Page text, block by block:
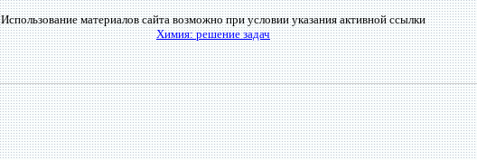
Использование материалов сайта возможно при условии указания активной ссылки
Химия: решение задач